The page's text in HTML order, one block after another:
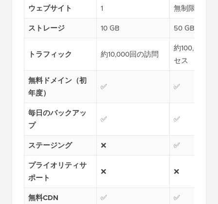
ウェブサイト
1
無制限
ストレージ
10 GB 50 GB
トラフィック 約10,000回の訪問
約100,000件
セス
無料ドメイン（初
年度）
✅ ✅
毎日のバックアッ
プ
✅ ✅
ステージング ❌
✅
プライオリティサ
ポート
❌ ❌
無料CDN ✅
✅